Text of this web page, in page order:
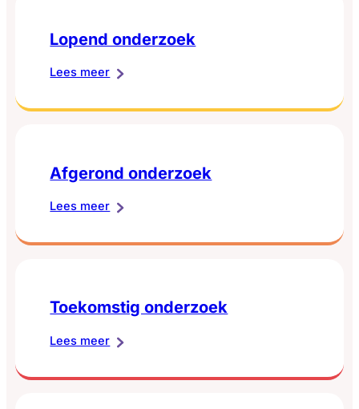
Lopend onderzoek
Lees meer:
onderzoek
Afgerond onderzoek
Lees meer:
onderzoek
Toekomstig onderzoek
Lees meer:
onderzoek